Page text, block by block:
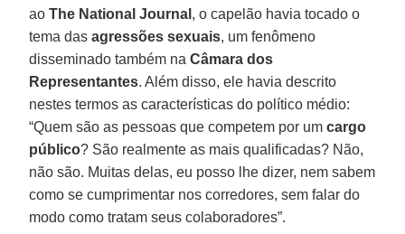
aoThe National Journal , o capelão havia tocado o
tema dasagressões sexuais, um fenômeno
disseminado também naCâmara dos
Representantes. Além disso, ele havia descrito
nestes termos as características do político médio:
“Quem são as pessoas que competem por umcargo
público? São realmente as mais qualificadas? Não,
não são. Muitas delas, eu posso lhe dizer, nem sabem
como se cumprimentar nos corredores, sem falar do
modo como tratam seus colaboradores”.